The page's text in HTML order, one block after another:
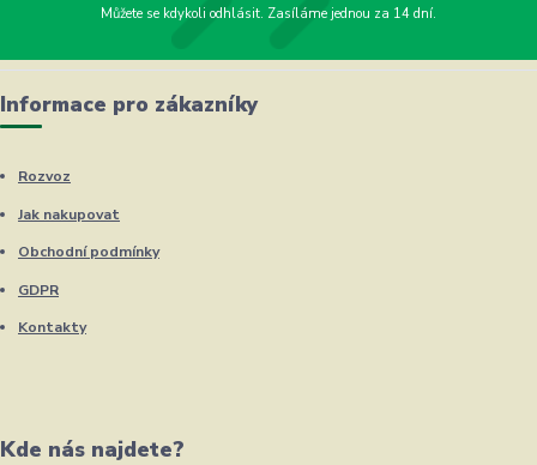
Můžete se kdykoli odhlásit. Zasíláme jednou za 14 dní.
Informace pro zákazníky
Rozvoz
Jak nakupovat
Obchodní podmínky
GDPR
Kontakty
Kde nás najdete?